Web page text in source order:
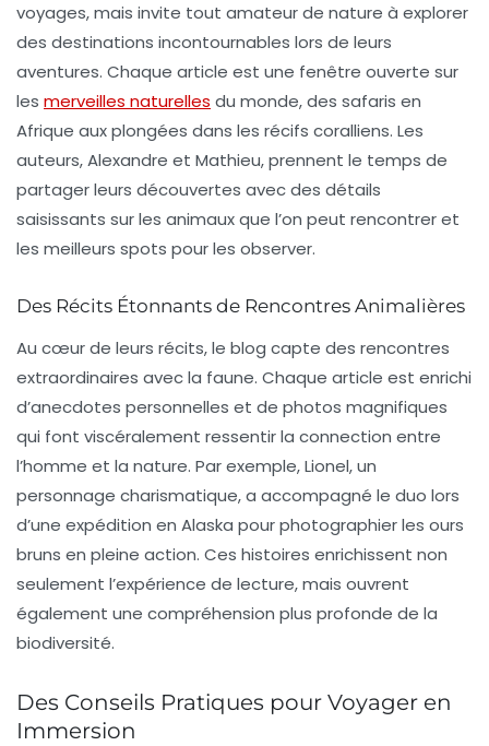
voyages, mais invite tout amateur de nature à explorer
des destinations incontournables lors de leurs
aventures. Chaque article est une fenêtre ouverte sur
les merveilles naturelles du monde, des safaris en
Afrique aux plongées dans les récifs coralliens. Les
auteurs, Alexandre et Mathieu, prennent le temps de
partager leurs découvertes avec des détails
saisissants sur les animaux que l’on peut rencontrer et
les meilleurs spots pour les observer.
Des Récits Étonnants de Rencontres Animalières
Au cœur de leurs récits, le blog capte des rencontres
extraordinaires avec la faune. Chaque article est enrichi
d’anecdotes personnelles et de photos magnifiques
qui font viscéralement ressentir la connection entre
l’homme et la nature. Par exemple, Lionel, un
personnage charismatique, a accompagné le duo lors
d’une expédition en Alaska pour photographier les ours
bruns en pleine action. Ces histoires enrichissent non
seulement l’expérience de lecture, mais ouvrent
également une compréhension plus profonde de la
biodiversité.
Des Conseils Pratiques pour Voyager en
Immersion